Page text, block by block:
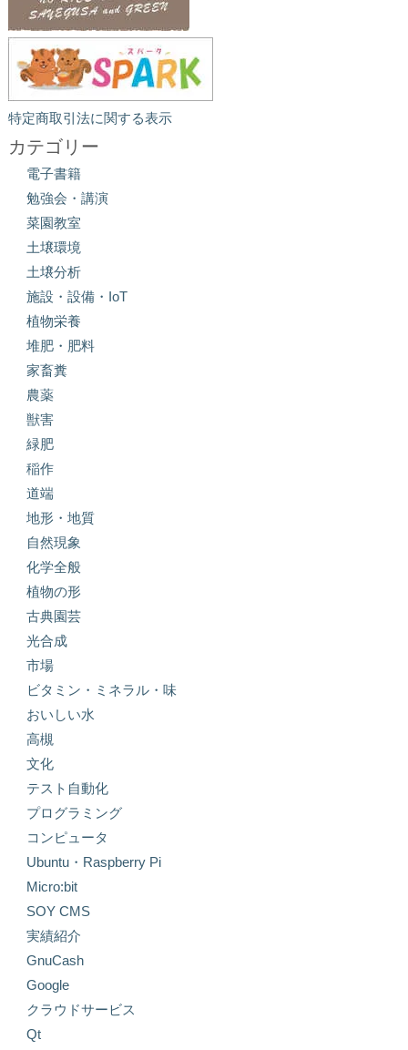
特定商取引法に関する表示
カテゴリー
電子書籍
勉強会・講演
菜園教室
土壌環境
土壌分析
施設・設備・IoT
植物栄養
堆肥・肥料
家畜糞
農薬
獣害
緑肥
稲作
道端
地形・地質
自然現象
化学全般
植物の形
古典園芸
光合成
市場
ビタミン・ミネラル・味
おいしい水
高槻
文化
テスト自動化
プログラミング
コンピュータ
Ubuntu・Raspberry Pi
Micro:bit
SOY CMS
実績紹介
GnuCash
Google
クラウドサービス
Qt